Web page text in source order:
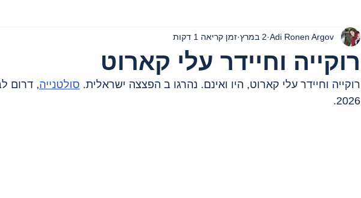
רוקייה וחיידר עלי קארוט
Adi Ronen Argov 2 במרץ זמן קריאה 1 דקות
רוקייה וחיידר עלי קארוט, היו ואינם. נהרגו ב הפצצה ישראלית. סולטנייה
2026.